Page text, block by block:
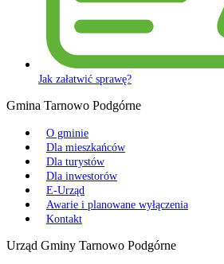
Jak załatwić sprawę?
Gmina Tarnowo Podgórne
O gminie
Dla mieszkańców
Dla turystów
Dla inwestorów
E-Urząd
Awarie i planowane wyłączenia
Kontakt
Urząd Gminy Tarnowo Podgórne